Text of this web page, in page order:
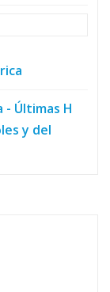
Últimas H
y del